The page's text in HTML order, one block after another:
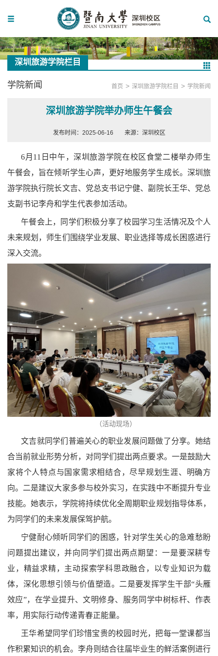
深圳旅游学院栏目
学院新闻 首页 > 深圳旅游学院栏目 > 学院新闻
深圳旅游学院举办师生午餐会
发布时间：2025-06-16 来源：深圳校区
6月 11 日中午，深圳旅游学院在校区食堂二楼举办师生
午餐会，旨在倾听学生心声，更好地服务学生成长。深圳旅
游学院执行院长文吉、党总支书记宁健、副院长王华、党总
支副书记李舟和学生代表参加活动。
午餐会上，同学们积极分享了校园学习生活情况及个人
未来规划，师生们围绕学业发展、职业选择等成长困惑进行
深入交流。
（活动现场）
文吉就同学们普遍关心的职业发展问题做了分享。她结
合当前就业形势分析，对同学们提出两点要求。一是鼓励大
家将个人特点与国家需求相结合，尽早规划生涯、明确方
向。二是建议大家多参与校外实习，在实践中不断提升专业
技能。她表示，学院将持续优化全周期职业规划指导体系，
为同学们的未来发展保驾护航。
宁健耐心倾听同学们的困惑，针对学生关心的急难愁盼
问题提出建议，并向同学们提出两点期望：一是要深耕专
业，精益求精，主动探索学科思政融合，以专业知识为载
体，深化思想引领与价值塑造。二是要发挥学生干部“头雁
效应”，在学业提升、文明修身、服务同学中树标杆、作表
率，用实际行动传递青春正能量。
王华希望同学们珍惜宝贵的校园时光，把每一堂课都当
作积累知识的机会。李舟则结合往届毕业生的鲜活案例进行